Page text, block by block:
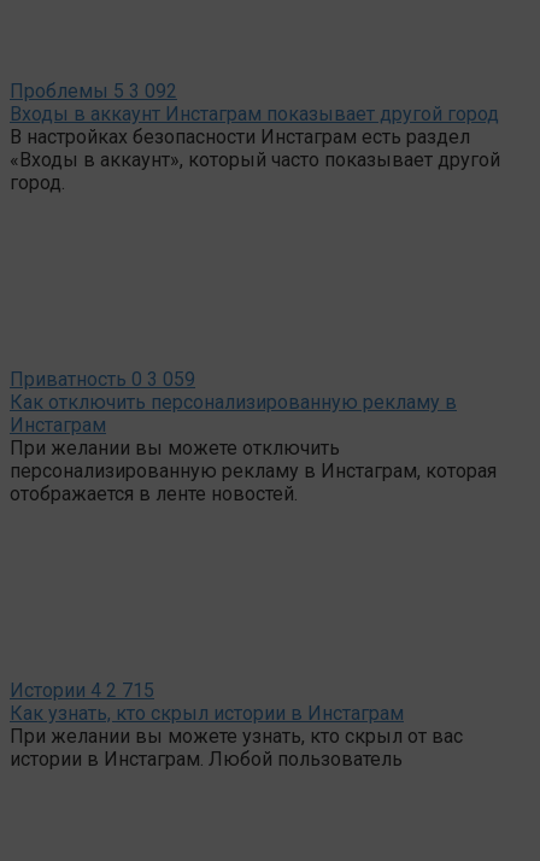
Проблемы 5 3 092
Входы в аккаунт Инстаграм показывает другой город
В настройках безопасности Инстаграм есть раздел
«Входы в аккаунт», который часто показывает другой
город.
Приватность 0 3 059
Как отключить персонализированную рекламу в
Инстаграм
При желании вы можете отключить
персонализированную рекламу в Инстаграм, которая
отображается в ленте новостей.
Истории 4 2 715
Как узнать, кто скрыл истории в Инстаграм
При желании вы можете узнать, кто скрыл от вас
истории в Инстаграм. Любой пользователь